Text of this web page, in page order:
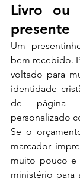
Livro ou
presente
Um
bem recebido.
voltado para
identidade
de página
personalizado
Se o
marcador
muito pouco e
ministério para